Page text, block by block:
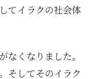
てイラクの社会体
なくなりました。
そしてそのイラク